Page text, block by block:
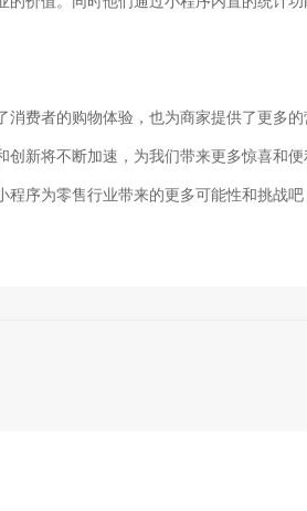
费者的购物体验，也为商家提供了更多
新将不断加速，为我们带来更多惊喜和
序为零售行业带来的更多可能性和挑战吧